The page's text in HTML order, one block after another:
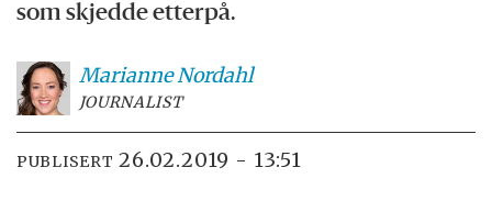
som skjedde etterpå.
MarianneNordahl
JOURNALIST
PUBLISERT 26.02.2019 - 13:51